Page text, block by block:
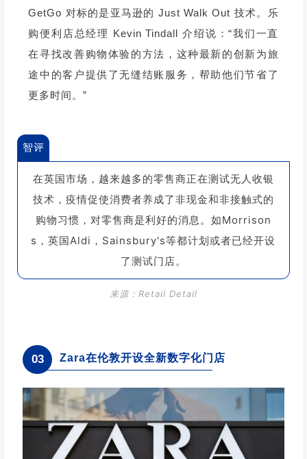
GetGo 对标的是亚马逊的 Just Walk Out 技术。乐
购便利店总经理 Kevin Tindall 介绍说：“我们一直
在寻找改善购物体验的方法，这种最新的创新为旅
途中的客户提供了无缝结账服务，帮助他们节省了
更多时间。”
智评
在英国市场，越来越多的零售商正在测试无人收银
技术，疫情促使消费者养成了非现金和非接触式的
购物习惯，对零售商是利好的消息。 如Morrison
s，英国Aldi，Sainsbury's等都计划或者已经开设
了测试门店。
来源：Retail Detail
03 Zara在伦敦开设全新数字化门店